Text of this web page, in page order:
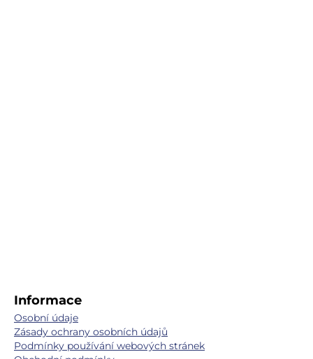
Informace
Osobní údaje
Zásady ochrany osobních údajů
Podmínky používání webových stránek